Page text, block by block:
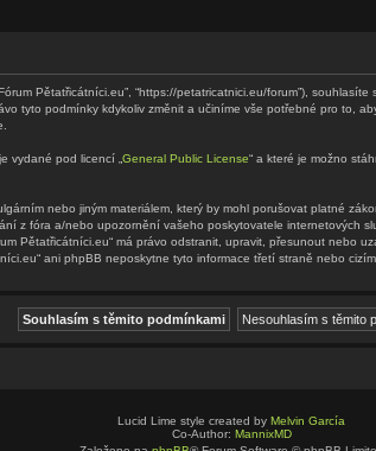
Pětatřicátníci.eu”, “https://petatricatnici.eu/forum”),
tyto podmínky kdykoliv změnit a učiníme vše potřebné pro to,
vydané pod licencí „ General Public License“ a které je možno
nebo jiným materiálem, který by mohl porušovat platné
z fóra a/nebo upozornění vašeho poskytovatele internetových
Pětatřicátníci.eu“ má právo odstranit, upravit, přesunout nebo
ani phpBB neposkytne tyto informace třetí straně nebo
Lucid Lime style created by Melvin García
Co-Author: MannixMD